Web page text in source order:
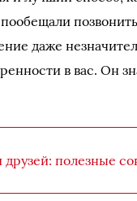
даже
в вас. Он
полезные